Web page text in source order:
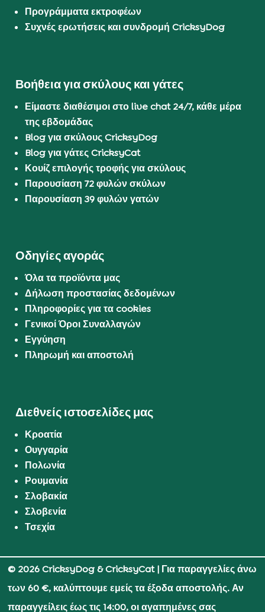
Προγράμματα εκτροφέων
Συχνές ερωτήσεις και συνδρομή CricksyDog
Βοήθεια για σκύλους και γάτες
Είμαστε διαθέσιμοι στο live chat 24/7, κάθε μέρα
της εβδομάδας
Blog για σκύλους CricksyDog
Blog για γάτες CricksyCat
Κουίζ επιλογής τροφής για σκύλους
Παρουσίαση 72 φυλών σκύλων
Παρουσίαση 39 φυλών γατών
Οδηγίες αγοράς
Όλα τα προϊόντα μας
Δήλωση προστασίας δεδομένων
Πληροφορίες για τα cookies
Γενικοί Όροι Συναλλαγών
Εγγύηση
Πληρωμή και αποστολή
Διεθνείς ιστοσελίδες μας
Κροατία
Ουγγαρία
Πολωνία
Ρουμανία
Σλοβακία
Σλοβενία
Τσεχία
© 2026 CricksyDog & CricksyCat| Για παραγγελίες άνω
των 60 €, καλύπτουμε εμείς τα έξοδα αποστολής. Αν
παραγγείλεις έως τις 14:00, οι αγαπημένες σας